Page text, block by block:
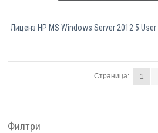
Лиценз HP MS Windows Server 2012 5 User
Страница: 1
Филтри